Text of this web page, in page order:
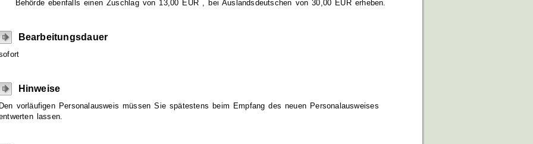
Behörde ebenfalls einen Zuschlag von 13,00 EUR , bei Auslandsdeutschen von 30,00 EUR erheben.
Bearbeitungsdauer
Hinweise
vorläufigen Personalausweis müssen Sie spätestens beim Empfang des neuen Personalausweises
lassen.